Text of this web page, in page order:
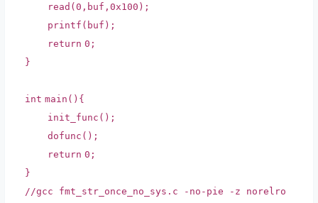
read(0,buf,0x100);
printf(buf);
return 0;
}
int main(){
init_func();
dofunc();
return 0;
}
//gcc fmt_str_once_no_sys.c -no-pie -z norelro